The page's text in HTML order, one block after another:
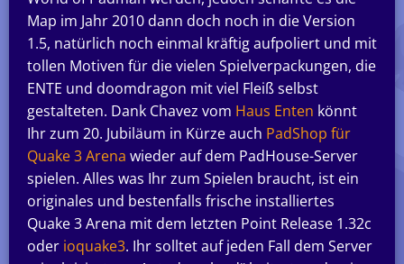
Map im Jahr 2010 dann doch noch in die Version
1.5, natürlich noch einmal kräftig aufpoliert und mit
tollen Motiven für die vielen Spielverpackungen, die
ENTE und doomdragon mit viel Fleiß selbst
gestalteten. Dank Chavez vom Haus Enten könnt
Ihr zum 20. Jubiläum in Kürze auch PadShop für
Quake 3 Arena wieder auf dem PadHouse-Server
spielen. Alles was Ihr zum Spielen braucht, ist ein
originales und bestenfalls frische installiertes
Quake 3 Arena mit dem letzten Point Release 1.32c
oder ioquake3. Ihr solltet auf jeden Fall dem Server